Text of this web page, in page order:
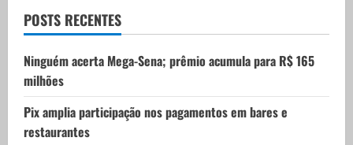
t
i
o
n
POSTS RECENTES
Ninguém acerta Mega-Sena; prêmio acumula para R$ 165
milhões
Pix amplia participação nos pagamentos em bares e
restaurantes